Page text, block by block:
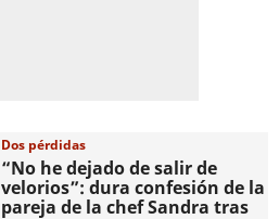
Dos pérdidas
“No he dejado de salir de
velorios”: dura confesión de la
pareja de la chef Sandra tras